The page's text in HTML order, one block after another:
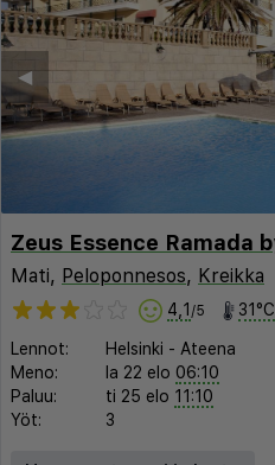
◀︎
Mati, Peloponnesos, Kreikka
4,1 /5 31°C
Lennot: Helsinki - Ateena
Meno:
la 22 elo 06:10
Paluu:
ti 25 elo 11:10
Yöt:
3